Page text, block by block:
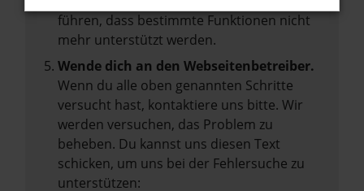
führen, dass bestimmte Funktionen nicht
mehr unterstützt werden.
Wende dich an den Webseitenbetreiber.
Wenn du alle oben genannten Schritte
versucht hast, kontaktiere uns bitte. Wir
werden versuchen, das Problem zu
beheben. Du kannst uns diesen Text
schicken, um uns bei der Fehlersuche zu
unterstützen: